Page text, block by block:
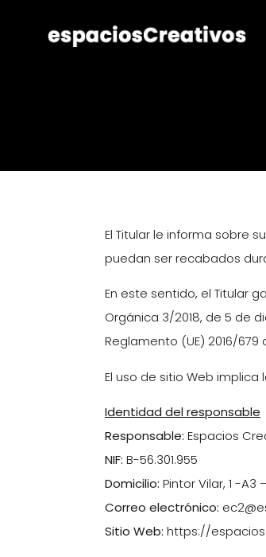
El Titular le informa sobre
puedan ser recabados
En este sentido, el Titular
Orgánica 3/2018, de 5 de
Reglamento (UE) 2016/
El uso de sitio Web
Identidad del responsable
Responsable: Espacios
NIF: B-56.301.955
Domicilio: Pintor Vilar, 1 -A3
Correo electrónico:
Sitio Web: https://